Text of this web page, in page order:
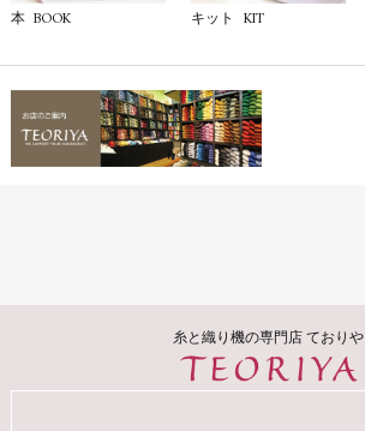
本 BOOK キット KIT
糸と織り機の専門店 ておりや